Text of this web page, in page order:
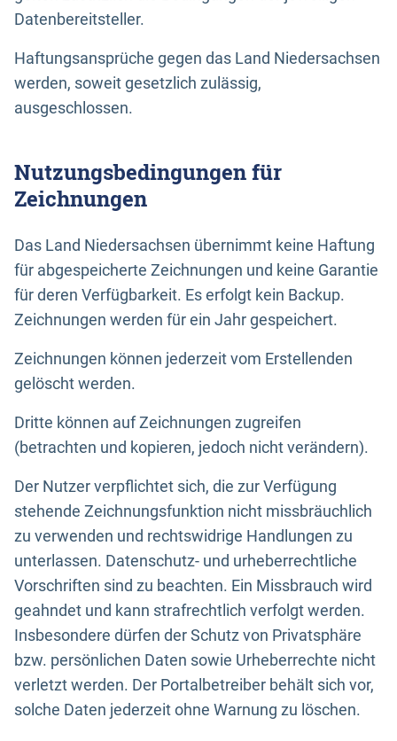
Datenbereitsteller.
Haftungsansprüche gegen das Land Niedersachsen
werden, soweit gesetzlich zulässig,
ausgeschlossen.
Nutzungsbedingungen für
Zeichnungen
Das Land Niedersachsen übernimmt keine Haftung
für abgespeicherte Zeichnungen und keine Garantie
für deren Verfügbarkeit. Es erfolgt kein Backup.
Zeichnungen werden für ein Jahr gespeichert.
Zeichnungen können jederzeit vom Erstellenden
gelöscht werden.
Dritte können auf Zeichnungen zugreifen
(betrachten und kopieren, jedoch nicht verändern).
Der Nutzer verpflichtet sich, die zur Verfügung
stehende Zeichnungsfunktion nicht missbräuchlich
zu verwenden und rechtswidrige Handlungen zu
unterlassen. Datenschutz- und urheberrechtliche
Vorschriften sind zu beachten. Ein Missbrauch wird
geahndet und kann strafrechtlich verfolgt werden.
Insbesondere dürfen der Schutz von Privatsphäre
bzw. persönlichen Daten sowie Urheberrechte nicht
verletzt werden. Der Portalbetreiber behält sich vor,
solche Daten jederzeit ohne Warnung zu löschen.